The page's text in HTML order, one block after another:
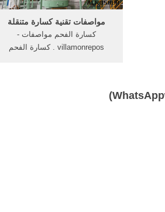
مواصفات تقنية كسارة متنقلة
كسارة الفحم مواصفات -
villamonrepos . كسارة الفحم
وكسر الخشن,سلسلة كسارة فكية WhatsApp
)